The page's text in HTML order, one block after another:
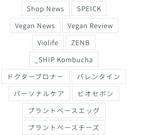
Shop News
SPEICK
Vegan News
Vegan Review
Violife
ZENB
_SHIP Kombucha
ドクターブロナー
バレンタイン
パーソナルケア
ビオセボン
プラントベースエッグ
プラントベースチーズ